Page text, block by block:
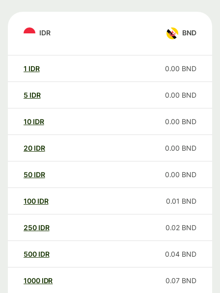
IDR BND
1 IDR 0.00 BND
5 IDR 0.00 BND
10 IDR 0.00 BND
20 IDR 0.00 BND
50 IDR 0.00 BND
100 IDR 0.01 BND
250 IDR 0.02 BND
500 IDR 0.04 BND
1000 IDR 0.07 BND